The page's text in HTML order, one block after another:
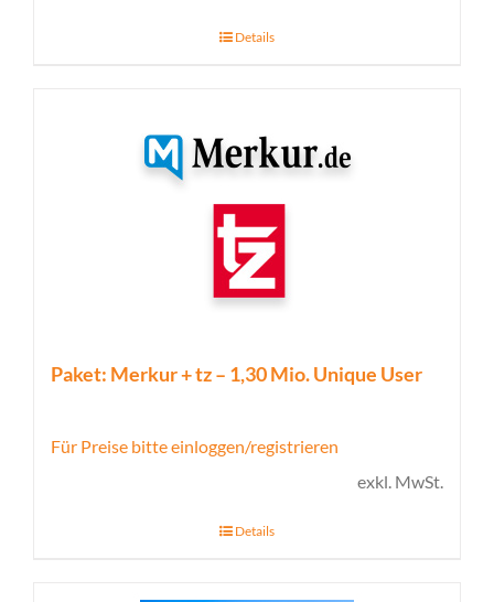
Details
Paket: Merkur + tz – 1,30 Mio. Unique User
Für Preise bitte einloggen/registrieren
exkl. MwSt.
Details